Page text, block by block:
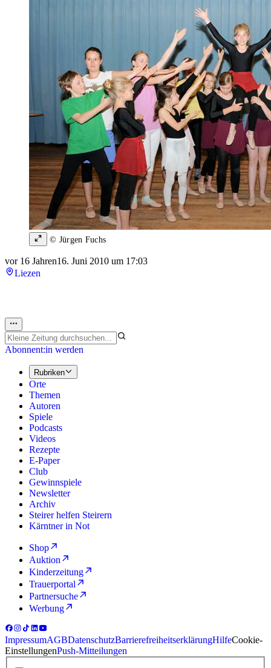
© Jürgen Fuchs
vor 16 Jahren16. Juni 2010 um 17:03
Liezen
Abonnent:in werden
Rubriken
Orte
Themen
Autoren
Spiele
Podcasts
Videos
Rezepte
E-Paper
Club
Gewinnspiele
Newsletter
Archiv
Steirer helfen Steirern
Kärntner in Not
Shop
Auktion
Kinderzeitung
Trauerportal
Partnersuche
Werbung
ImpressumAGBDatenschutzBarrierefreiheitserklärungHilfeCookie-
EinstellungenPush-Mitteilungen